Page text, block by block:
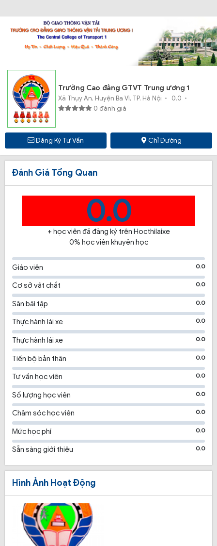
Trường Cao đẳng GTVT Trung ương 1
Xã Thụy An, Huyện Ba Vì, TP. Hà Nội
0.0
0 đánh giá
Đăng Ký Tư Vấn Chỉ Đường
Đánh Giá Tổng Quan
0.0
+ học viên đã đăng ký trên Hocthilaixe
0% học viên khuyên học
Giáo viên 0.0
Cơ sở vật chất 0.0
Sân bãi tập 0.0
Thực hành lái xe 0.0
Thực hành lái xe 0.0
Tiến bộ bản thân 0.0
Tư vấn học viên 0.0
Số lượng học viên 0.0
Chăm sóc học viên 0.0
Mức học phí 0.0
Sẵn sàng giới thiệu 0.0
Hình Ảnh Hoạt Động